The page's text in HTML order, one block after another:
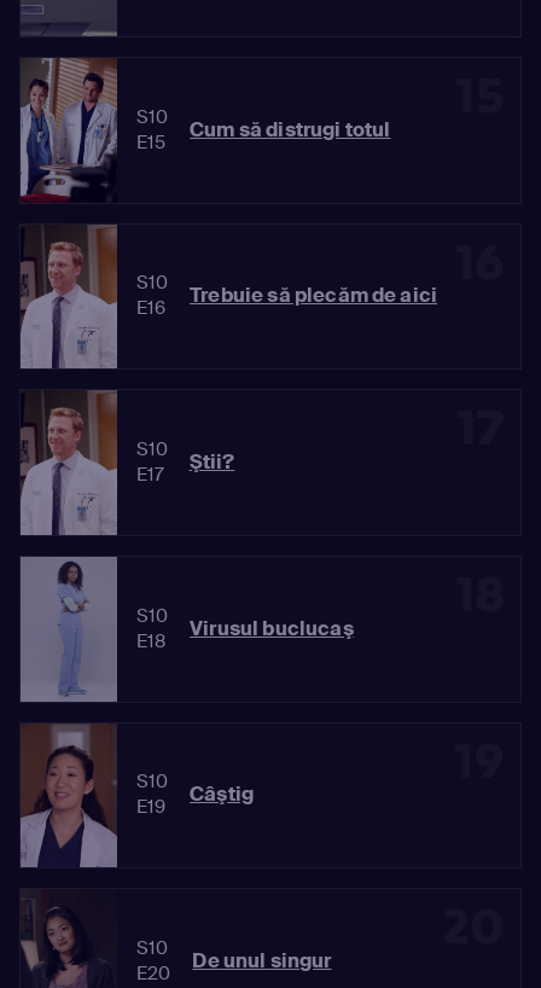
S10
E15
Cum să distrugi totul
S10
E16
Trebuie să plecăm de aici
S10
E17
Ştii?
S10
E18
Virusul buclucaş
S10
E19
Câştig
S10
E20
De unul singur